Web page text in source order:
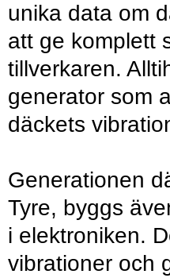
unika data om
att ge komplett
tillverkaren.
generator som
däckets
Generationen
Tyre, byggs
i elektroniken.
vibrationer och